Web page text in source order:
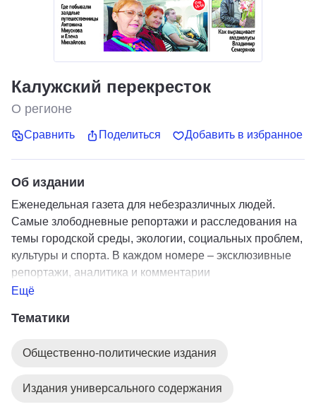
Калужский перекресток
О регионе
Сравнить Поделиться Добавить в избранное
Об издании
Еженедельная газета для небезразличных людей.
Самые злободневные репортажи и расследования на
темы городской среды, экологии, социальных проблем,
культуры и спорта. В каждом номере – эксклюзивные
репортажи, аналитика и комментарии
высокопрофессиональных журналистов.
Ещё
Тематики
Общественно-политические издания
Издания универсального содержания